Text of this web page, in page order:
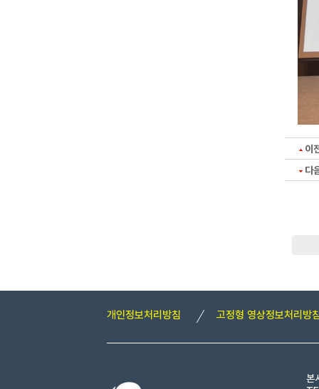
이
다
개인정보처리방침 고정형 영상정보처리방
본